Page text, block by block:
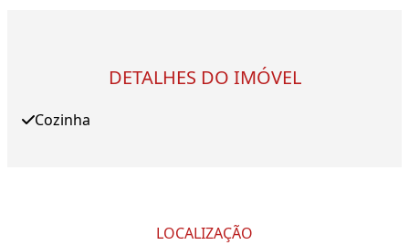
DETALHES DO IMÓVEL
Cozinha
LOCALIZAÇÃO